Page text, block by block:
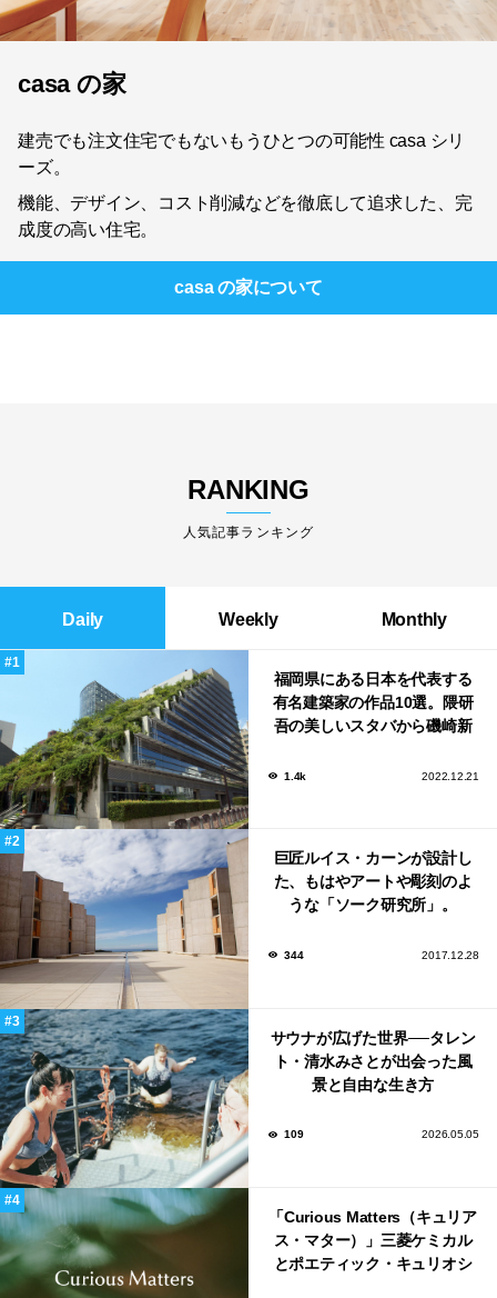
casa の家
建売でも注文住宅でもないもうひとつの可能性 casa シリ
ーズ。
機能、デザイン、コスト削減などを徹底して追求した、完
成度の高い住宅。
casa の家について
RANKING
人気記事ランキング
Daily Weekly Monthly
福岡県にある日本を代表する
有名建築家の作品10選。隈研
吾の美しいスタバから磯崎新
1.4k 2022.12.21
巨匠ルイス・カーンが設計し
た、もはやアートや彫刻のよ
うな「ソーク研究所」。
344 2017.12.28
サウナが広げた世界──タレン
ト・清水みさとが出会った風
景と自由な生き方
109 2026.05.05
「Curious Matters（キュリア
ス・マター）」三菱ケミカル
とポエティック・キュリオシ